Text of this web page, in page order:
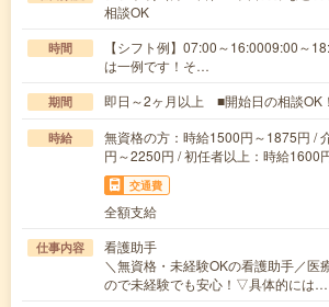
相談OK
時間
【シフト例】07:00～16:0009:00～
は一例です！そ…
期間 即日～2ヶ月以上 ■開始日の相談OK！
時給
無資格の方：時給1500円～1875円 /
円～2250円 / 初任者以上：時給1600
交通費
全額支給
仕事内容
看護助手
＼無資格・未経験OKの看護助手／医
ので未経験でも安心！▽具体的には